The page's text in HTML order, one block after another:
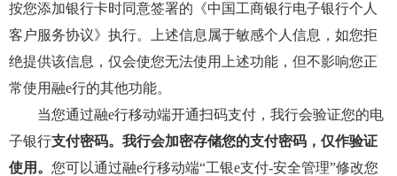
按您添加银行卡时同意签署的《中国工商银行电子银行个人
客户服务协议》执行。上述信息属于敏感个人信息，如您拒
绝提供该信息，仅会使您无法使用上述功能，但不影响您正
常使用融e行的其他功能。
当您通过融e行移动端开通扫码支付，我行会验证您的电
子银行支付密码。我行会加密存储您的支付密码，仅作验证
使用。 您可以通过融e行移动端“工银e支付-安全管理”修改您